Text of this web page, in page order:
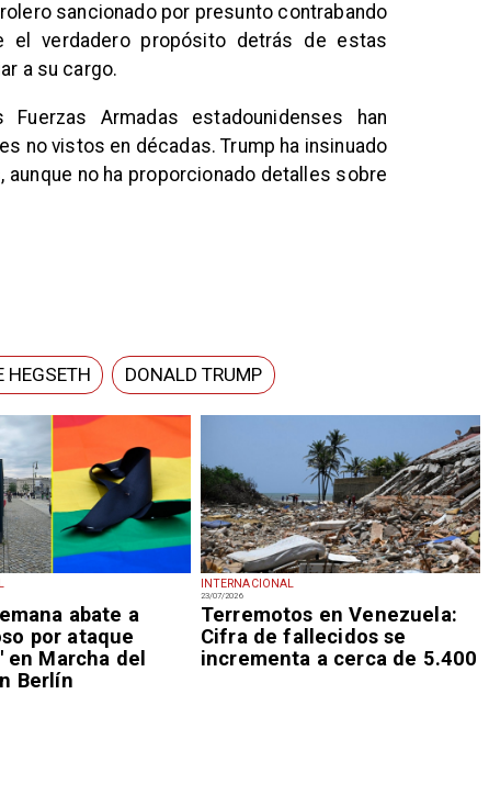
abate a
por ataque
en Marcha del
Berlín
INTERNACIONAL
23/07/2026
Terremotos en Venezuela:
Cifra de fallecidos se
incrementa a cerca de 5.400
sancionado por presunto contrabando
el verdadero propósito detrás de estas
a su cargo.
Armadas estadounidenses han
no vistos en décadas. Trump ha insinuado
no ha proporcionado detalles sobre
HEGSETH DONALD TRUMP